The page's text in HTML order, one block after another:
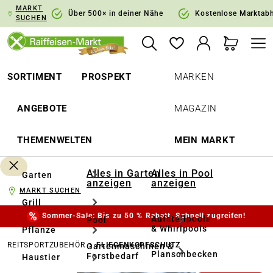
Zur Hauptnavigation springen
MARKT
SUCHEN
Über 500× in deiner Nähe Kostenlose
SORTIMENT PROSPEKT
ANGEBOTE
THEMENWELTEN
MARKEN
MAGAZIN
MEIN MARKT
Garten
Grill
Pflanze
Haustier
Alles in Garten
anzeigen
Pool
Gartenmaschinen &
Forstbedarf
Alles in Pool
anzeigen
Aufstellpools
& Whirlpools
Planschbecken
MARKT SUCHEN
Sommer-Sale: Bis zu 50 % Rabatt. Schnell zugreifen!
REITSPORTZUBEHÖR FLIEGENKOPFSCHUTZ